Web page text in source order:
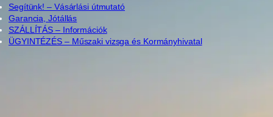
Segítünk! – Vásárlási útmutató
Garancia, Jótállás
SZÁLLÍTÁS – Információk
ÜGYINTÉZÉS – Műszaki vizsga és Kormányhivatal